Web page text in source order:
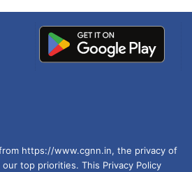
https://www.cgnn.in, the privacy of
top priorities. This Privacy Policy